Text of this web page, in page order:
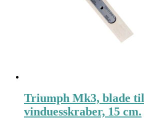
Triumph Mk3, blade til
vinduesskraber, 15 cm.